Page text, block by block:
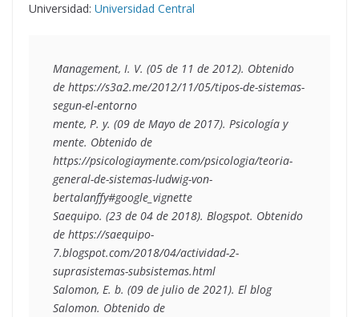
Universidad: Universidad Central
Management, I. V. (05 de 11 de 2012). Obtenido
de https://s3a2.me/2012/11/05/tipos-de-sistemas-
segun-el-entorno
mente, P. y. (09 de Mayo de 2017). Psicología y
mente. Obtenido de
https://psicologiaymente.com/psicologia/teoria-
general-de-sistemas-ludwig-von-
bertalanffy#google_vignette
Saequipo. (23 de 04 de 2018). Blogspot. Obtenido
de https://saequipo-
7.blogspot.com/2018/04/actividad-2-
suprasistemas-subsistemas.html
Salomon, E. b. (09 de julio de 2021). El blog
Salomon. Obtenido de